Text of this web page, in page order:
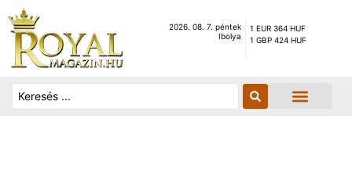
2026. 08. 7. péntek
Ibolya
1 EUR 364 HUF
1 GBP 424 HUF